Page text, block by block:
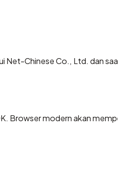
Net-Chinese Co., Ltd. dan
Browser modern akan